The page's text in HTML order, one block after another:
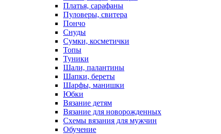
Платья, сарафаны
Пуловеры, свитера
Пончо
Снуды
Сумки, косметички
Топы
Туники
Шали, палантины
Шапки, береты
Шарфы, манишки
Юбки
Вязание детям
Вязание для новорожденных
Схемы вязания для мужчин
Обучение